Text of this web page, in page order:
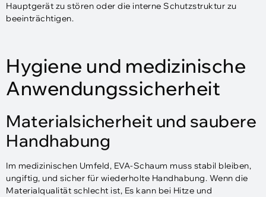
Hauptgerät zu stören oder die interne Schutzstruktur zu
beeinträchtigen.
Hygiene und medizinische
Anwendungssicherheit
Materialsicherheit und saubere
Handhabung
Im medizinischen Umfeld, EVA-Schaum muss stabil bleiben,
ungiftig, und sicher für wiederholte Handhabung. Wenn die
Materialqualität schlecht ist, Es kann bei Hitze und